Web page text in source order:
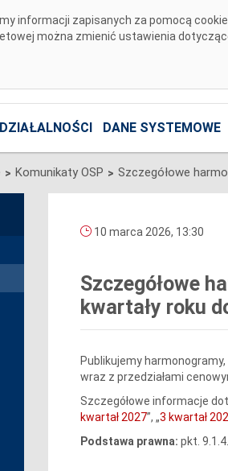
informacji zapisanych za pomocą
można zmienić ustawienia
DANE SYSTEMOWE
> Komunikaty OSP >
10 marca 2026, 13:30
Szczegółowe
kwartały roku
Publikujemy
wraz z przedziałami
Szczegółowe informacje
kwartał 2027”, „3 kwartał
Podstawa prawna: pkt.